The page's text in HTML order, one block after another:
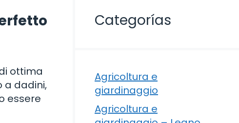
ottima
a dadini,
essere
Categorías
Agricoltura e
giardinaggio
Agricoltura e